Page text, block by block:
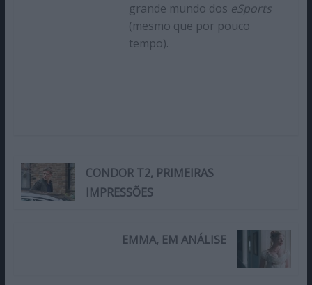
grande mundo dos eSports
(mesmo que por pouco
tempo).
CONDOR T2, PRIMEIRAS
IMPRESSÕES
EMMA, EM ANÁLISE